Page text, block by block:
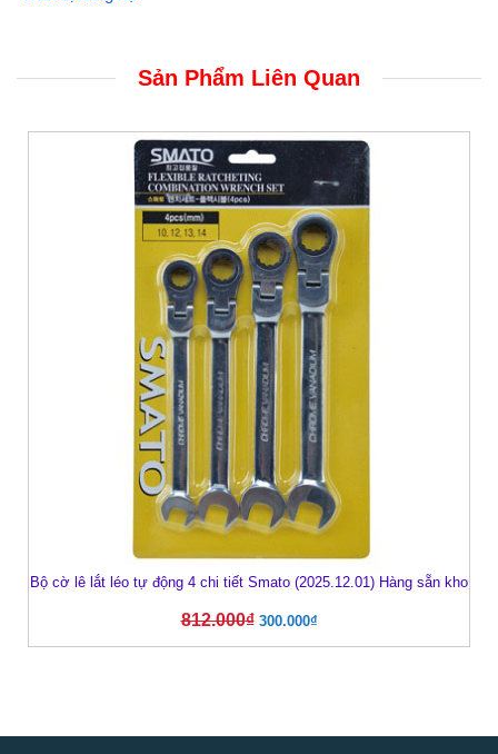
Sản Phẩm Liên Quan
Bộ cờ lê lắt léo tự động 4 chi tiết Smato (2025.12.01) Hàng sẵn kho
812.000₫ 300.000₫